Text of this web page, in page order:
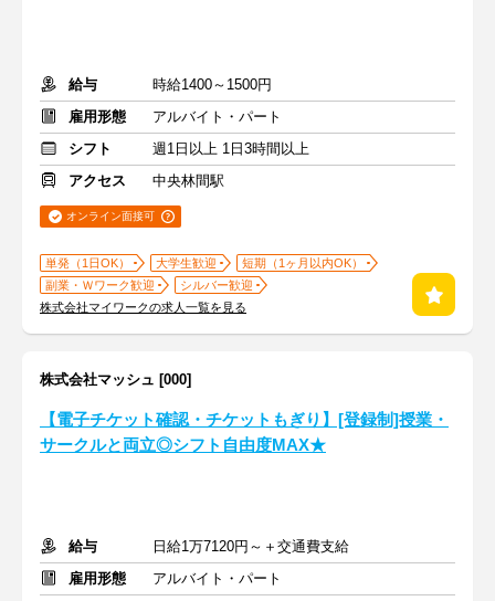
給与
時給1400～1500円
雇用形態
アルバイト・パート
シフト
週1日以上 1日3時間以上
アクセス
中央林間駅
オンライン面接可
単発（1日OK） 大学生歓迎
短期（1ヶ月以内OK）
副業・Ｗワーク歓迎
シルバー歓迎
株式会社マイワークの求人一覧を見る
株式会社マッシュ [000]
【電子チケット確認・チケットもぎり】[登録制]授業・
サークルと両立◎シフト自由度MAX★
給与
日給1万7120円～＋交通費支給
雇用形態
アルバイト・パート